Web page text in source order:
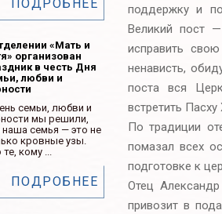
поддержку и
Великий пост
исправить
ненависть,
поста вся
встретить Пасху
По традиции
помазал всех
подготовке к
Отец
привозит в
ПОДРОБНЕЕ
«Мать и
организован
в честь Дня
любви и
семьи, любви и
мы решили,
наша семья — это не
кровные узы.
те, кому ...
ПОДРОБНЕЕ